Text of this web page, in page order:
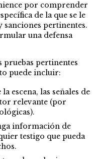
por comprender
de la que se le
sanciones pertinentes.
una defensa
pruebas pertinentes
puede incluir:
escena, las señales de
relevante (por
información de
testigo que pueda